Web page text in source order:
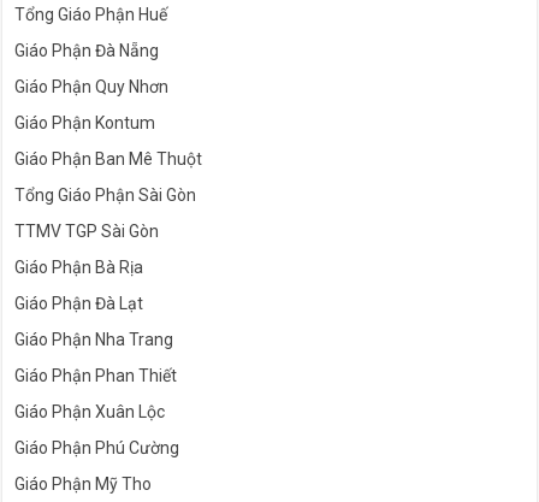
Tổng Giáo Phận Huế
Giáo Phận Đà Nẵng
Giáo Phận Quy Nhơn
Giáo Phận Kontum
Giáo Phận Ban Mê Thuột
Tổng Giáo Phận Sài Gòn
TTMV TGP Sài Gòn
Giáo Phận Bà Rịa
Giáo Phận Đà Lạt
Giáo Phận Nha Trang
Giáo Phận Phan Thiết
Giáo Phận Xuân Lộc
Giáo Phận Phú Cường
Giáo Phận Mỹ Tho